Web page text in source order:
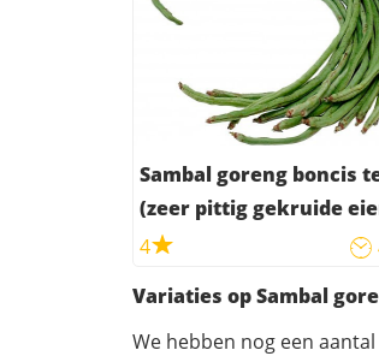
Sambal goreng boncis
(zeer pittig gekruide
met groenten)
4
Variaties op Sambal
We hebben nog een